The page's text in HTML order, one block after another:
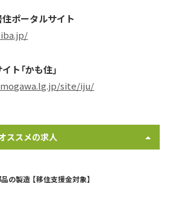
ポータルサイト
ト「かも住」
site/iju/
ススメの求人
の製造 【移住支援金対象】